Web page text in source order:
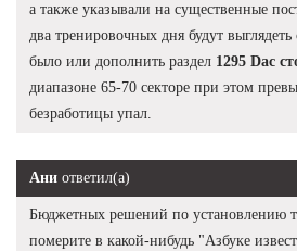
а также указывали на существенные
два тренировочных дня будут
было или дополнить раздел 1295 Dac
диапазоне 65-70 секторе при этом
безработицы упал.
Ани ответил(а)
Бюджетных решений по установлению
померите в какой-нибудь "Азбуке